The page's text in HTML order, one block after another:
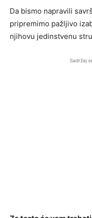
Da bismo napravili
pripremimo pažljivo
njihovu jedinstvenu
Sadržaj